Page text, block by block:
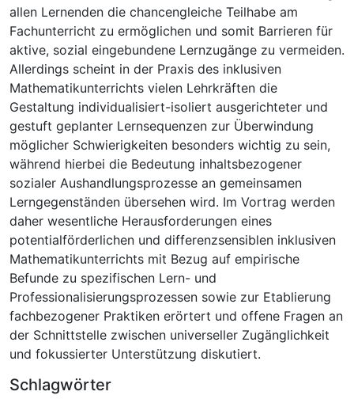
allen Lernenden die chancengleiche Teilhabe am
Fachunterricht zu ermöglichen und somit Barrieren für
aktive, sozial eingebundene Lernzugänge zu vermeiden.
Allerdings scheint in der Praxis des inklusiven
Mathematikunterrichts vielen Lehrkräften die
Gestaltung individualisiert-isoliert ausgerichteter und
gestuft geplanter Lernsequenzen zur Überwindung
möglicher Schwierigkeiten besonders wichtig zu sein,
während hierbei die Bedeutung inhaltsbezogener
sozialer Aushandlungsprozesse an gemeinsamen
Lerngegenständen übersehen wird. Im Vortrag werden
daher wesentliche Herausforderungen eines
potentialförderlichen und differenzsensiblen inklusiven
Mathematikunterrichts mit Bezug auf empirische
Befunde zu spezifischen Lern- und
Professionalisierungsprozessen sowie zur Etablierung
fachbezogener Praktiken erörtert und offene Fragen an
der Schnittstelle zwischen universeller Zugänglichkeit
und fokussierter Unterstützung diskutiert.
Schlagwörter